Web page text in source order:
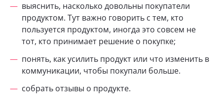
выяснить, насколько довольны покупатели
продуктом. Тут важно говорить с тем, кто
пользуется продуктом, иногда это совсем не
тот, кто принимает решение о покупке;
понять, как усилить продукт или что изменить в
коммуникации, чтобы покупали больше.
собрать отзывы о продукте.